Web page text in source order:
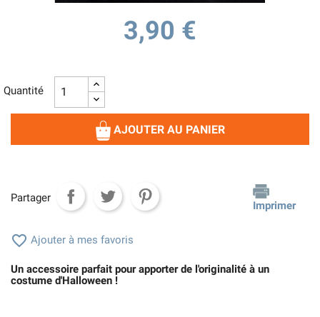
3,90 €
Quantité
AJOUTER AU PANIER
Partager
Imprimer
 Ajouter à mes favoris
Un accessoire parfait pour apporter de l'originalité à un
costume d'Halloween !